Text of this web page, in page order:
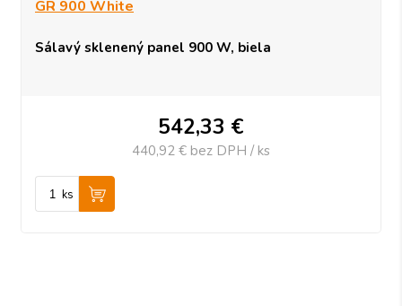
GR 900 White
Sálavý sklenený panel 900 W, biela
542,33 €
440,92 € bez DPH / ks
ks